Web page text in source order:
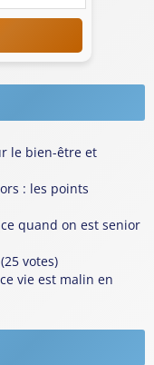
le bien-être et
: les points
quand on est senior
votes)
vie est malin en